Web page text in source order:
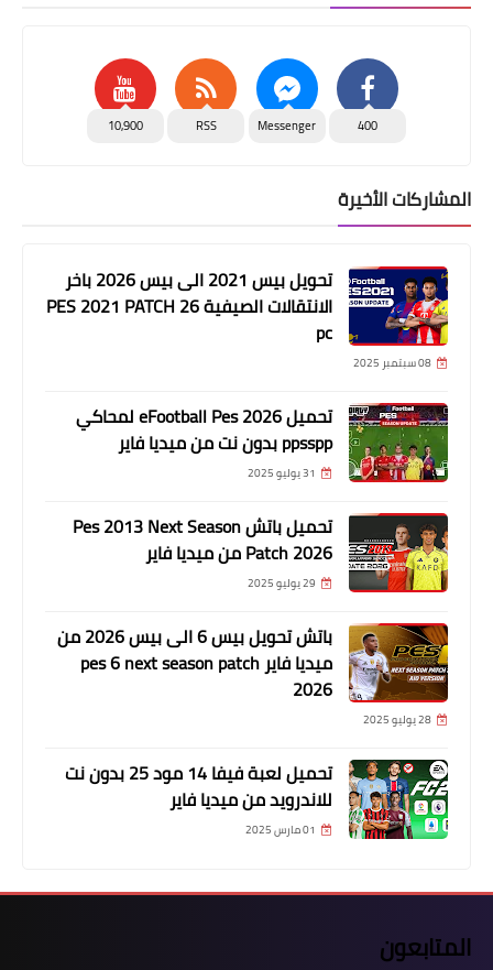
400
Messenger
RSS
10,900
المشاركات الأخيرة
تحويل بيس 2021 الى بيس 2026 باخر
الانتقالات الصيفية PES 2021 PATCH 26
pc
08 سبتمبر 2025
تحميل eFootball Pes 2026 لمحاكي
ppsspp بدون نت من ميديا فاير
31 يوليو 2025
تحميل باتش Pes 2013 Next Season
Patch 2026 من ميديا فاير
29 يوليو 2025
باتش تحويل بيس 6 الى بيس 2026 من
ميديا فاير pes 6 next season patch
2026
28 يوليو 2025
تحميل لعبة فيفا 14 مود 25 بدون نت
للاندرويد من ميديا فاير
01 مارس 2025
المتابعون